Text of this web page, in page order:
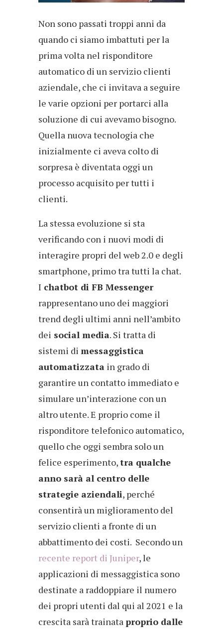
Non sono passati troppi anni da
quando ci siamo imbattuti per la
prima volta nel risponditore
automatico di un servizio clienti
aziendale, che ci invitava a seguire
le varie opzioni per portarci alla
soluzione di cui avevamo bisogno.
Quella nuova tecnologia che
inizialmente ci aveva colto di
sorpresa è diventata oggi un
processo acquisito per tutti i
clienti.
La stessa evoluzione si sta
verificando con i nuovi modi di
interagire propri del web 2.0 e degli
smartphone, primo tra tutti la chat.
I chatbot di FB Messenger
rappresentano uno dei maggiori
trend degli ultimi anni nell’ambito
dei social media. Si tratta di
sistemi di messaggistica
automatizzata in grado di
garantire un contatto immediato e
simulare un’interazione con un
altro utente. E proprio come il
risponditore telefonico automatico,
quello che oggi sembra solo un
felice esperimento,tra qualche
anno sarà al centro delle
strategie aziendali, perché
consentirà un miglioramento del
servizio clienti a fronte di un
abbattimento dei costi. Secondo un
recente report di Juniper, le
applicazioni di messaggistica sono
destinate a raddoppiare il numero
dei propri utenti dal qui al 2021 e la
crescita sarà trainata proprio dalle